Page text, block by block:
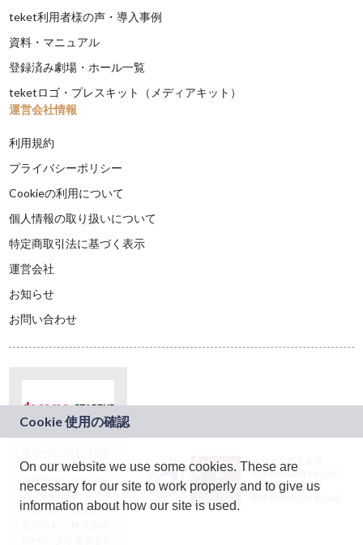
teket利用者様の声・導入事例
資料・マニュアル
登録済み劇場・ホール一覧
teketロゴ・プレスキット（メディアキット）
運営会社情報
利用規約
プライバシーポリシー
Cookieの利用について
個人情報の取り扱いについて
特定商取引法に基づく表示
運営会社
お知らせ
お問い合わせ
ドコモグループの新
規事業創出プログラ
ム「docomo
STARTUP」を通じて
JASRAC許諾番号：
9024936001Y45037
JASRAC許諾番号：
On our website we use some cookies. These are
necessary for our site to work properly and to give us
information about how our site is used.